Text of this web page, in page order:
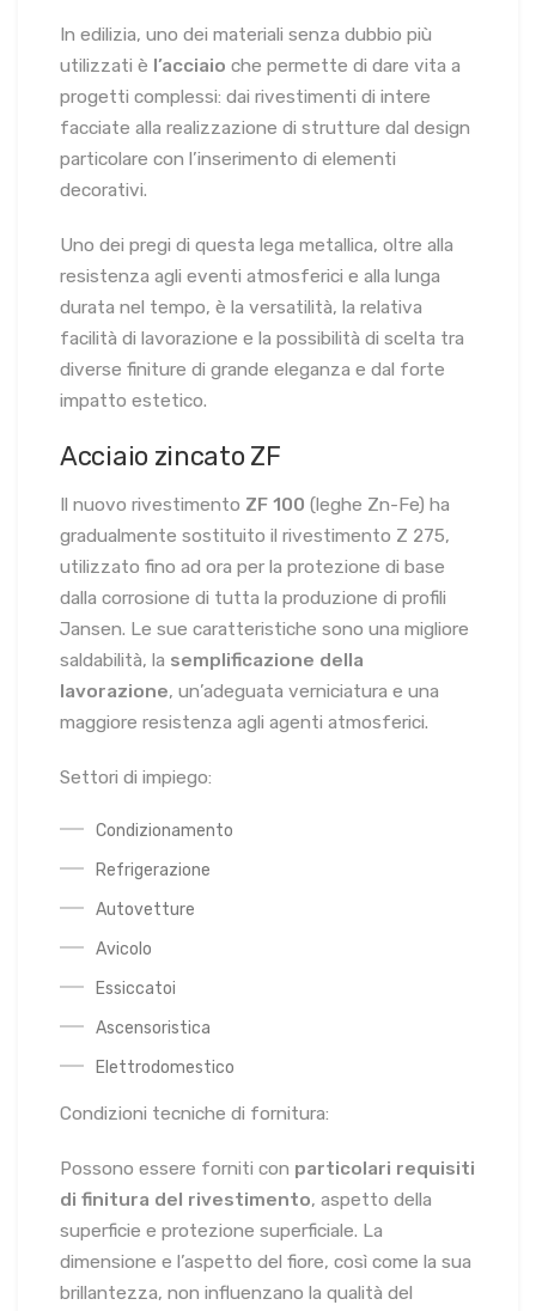
In edilizia, uno dei materiali senza dubbio più
utilizzati è l’acciaio che permette di dare vita a
progetti complessi: dai rivestimenti di intere
facciate alla realizzazione di strutture dal design
particolare con l’inserimento di elementi
decorativi.
Uno dei pregi di questa lega metallica, oltre alla
resistenza agli eventi atmosferici e alla lunga
durata nel tempo, è la versatilità, la relativa
facilità di lavorazione e la possibilità di scelta tra
diverse finiture di grande eleganza e dal forte
impatto estetico.
Acciaio zincato ZF
Il nuovo rivestimento ZF 100 (leghe Zn-Fe) ha
gradualmente sostituito il rivestimento Z 275,
utilizzato fino ad ora per la protezione di base
dalla corrosione di tutta la produzione di profili
Jansen. Le sue caratteristiche sono una migliore
saldabilità, la semplificazione della
lavorazione, un’adeguata verniciatura e una
maggiore resistenza agli agenti atmosferici.
Settori di impiego:
Condizionamento
Refrigerazione
Autovetture
Avicolo
Essiccatoi
Ascensoristica
Elettrodomestico
Condizioni tecniche di fornitura:
Possono essere forniti con particolari requisiti
di finitura del rivestimento, aspetto della
superficie e protezione superficiale. La
dimensione e l’aspetto del fiore, così come la sua
brillantezza, non influenzano la qualità del